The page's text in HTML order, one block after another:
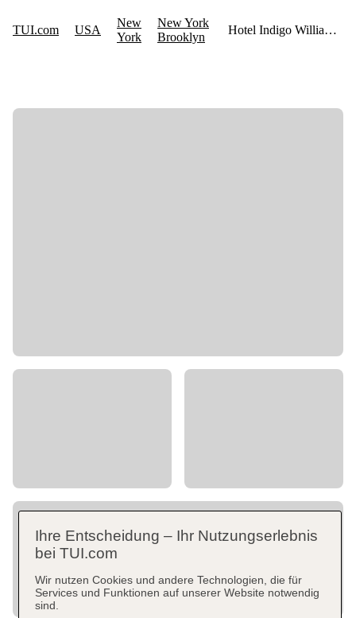
Ihre Entscheidung – Ihr Nutzungserlebnis
bei TUI.com
Wir nutzen Cookies und andere Technologien, die für
Services und Funktionen auf unserer Website notwendig
sind.